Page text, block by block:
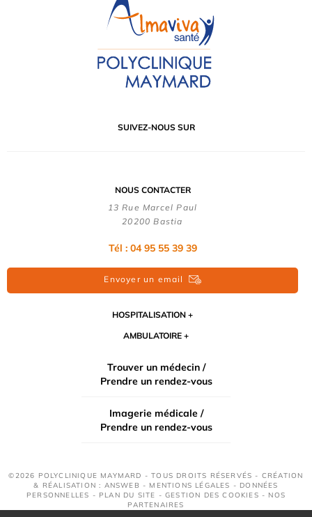
SUIVEZ-NOUS SUR
NOUS CONTACTER
13 Rue Marcel Paul
20200 Bastia
Tél : 04 95 55 39 39
Envoyer un email
HOSPITALISATION
AMBULATOIRE
Trouver un médecin /
Prendre un rendez-vous
Imagerie médicale /
Prendre un rendez-vous
©2026 POLYCLINIQUE MAYMARD - TOUS DROITS RÉSERVÉS - CRÉATION
& RÉALISATION : ANSWEB - MENTIONS LÉGALES - DONNÉES
PERSONNELLES - PLAN DU SITE - GESTION DES COOKIES - NOS
PARTENAIRES